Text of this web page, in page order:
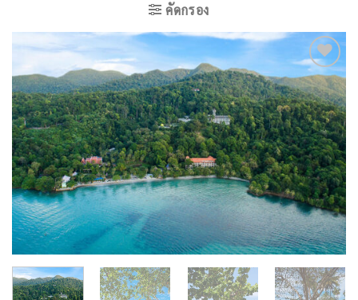
คัดกรอง
Add to
wishlist